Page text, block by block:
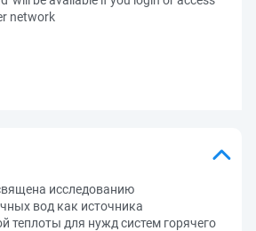
network
исследованию
вод как источника
теплоты для нужд систем горячего